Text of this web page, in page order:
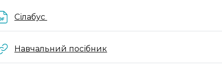
Сілабус
Навчальний посібник